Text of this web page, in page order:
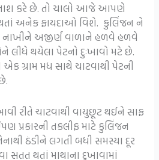
કરે છે. તો ચાલો આજે આપણે
અનેક ફાયદાઓ વિશે. કુલિંજન ને
નાખીને અજીર્ણ વાળાને હળવે હળવે
લીધે થયેલા પેટનો દુઃખાવો મટે છે.
ગ્રામ મધ સાથે ચાટવાથી પેટની
રીતે ચાટવાથી વાયુછૂટ થઈને સાફ
પ્રકારની તકલીફ માટે કુલિંજન
ઠંડીને લગતી બધી સમસ્યા દૂર
થતાં માથાના દુખાવામાં